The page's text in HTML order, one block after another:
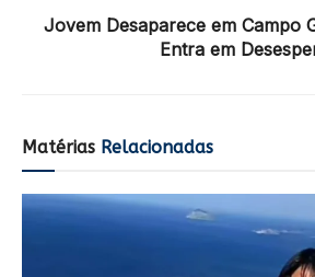
Jovem Desaparece em Campo
Entra em
Matérias Relacionadas